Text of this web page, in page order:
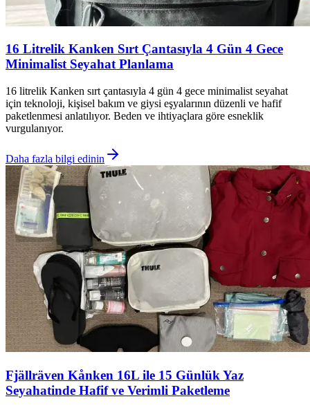
16 Litrelik Kanken Sırt Çantasıyla 4 Gün 4 Gece
Minimalist Seyahat Planlama
16 litrelik Kanken sırt çantasıyla 4 gün 4 gece minimalist seyahat
için teknoloji, kişisel bakım ve giysi eşyalarının düzenli ve hafif
paketlenmesi anlatılıyor. Beden ve ihtiyaçlara göre esneklik
vurgulanıyor.
Daha fazla bilgi edinin
Fjällräven Kånken 16L ile 15 Günlük Yaz
Seyahatinde Hafif ve Verimli Paketleme